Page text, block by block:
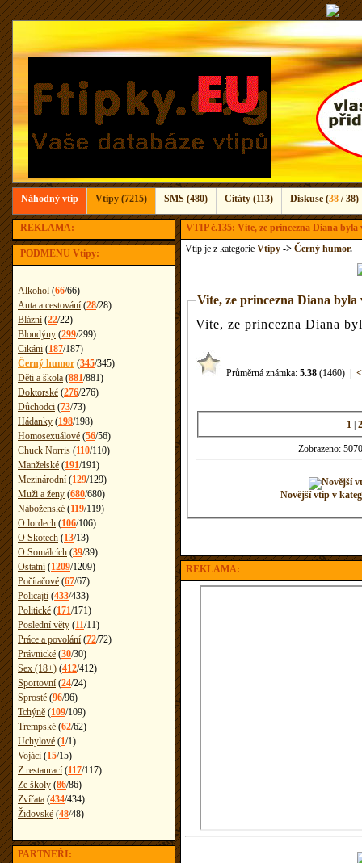
Náhodný vtip Vtipy (7215) SMS (480) Citáty (113) Diskuse (38 / 38)
REKLAMA:
PODMENU Vtipy:
Alkohol (66/66)
Auta a cestování (28/28)
Blázni (22/22)
Blondýny (299/299)
Cikáni (187/187)
Černý humor (345/345)
Děti a škola (881/881)
Doktorské (276/276)
Důchodci (73/73)
Hádanky (198/198)
Homosexuálové (56/56)
Chuck Norris (110/110)
Manželské (191/191)
Mezinárodní (129/129)
Muži a ženy (680/680)
Náboženské (119/119)
O lordech (106/106)
O Skotech (13/13)
O Somálcích (39/39)
Ostatní (1209/1209)
Počítačové (67/67)
Policajti (433/433)
Politické (171/171)
Poslední věty (11/11)
Práce a povolání (72/72)
Právnické (30/30)
Sex (18+) (412/412)
Sportovní (24/24)
Sprosté (96/96)
Tchýně (109/109)
Trempské (62/62)
Uchylové (1/1)
Vojáci (15/15)
Z restaurací (117/117)
Ze školy (86/86)
Zvířata (434/434)
Židovské (48/48)
PARTNEŘI:
VTIP č.135: Vite, ze princezna Diana byla
Vtip je z kategorie Vtipy -> Černý humor.
Vite, ze princezna Diana byla
Vite, ze princezna Diana
Průměrná známka: 5.38 (1460) <
1 |
Zobrazeno:
Novější vtip v
REKLAMA: